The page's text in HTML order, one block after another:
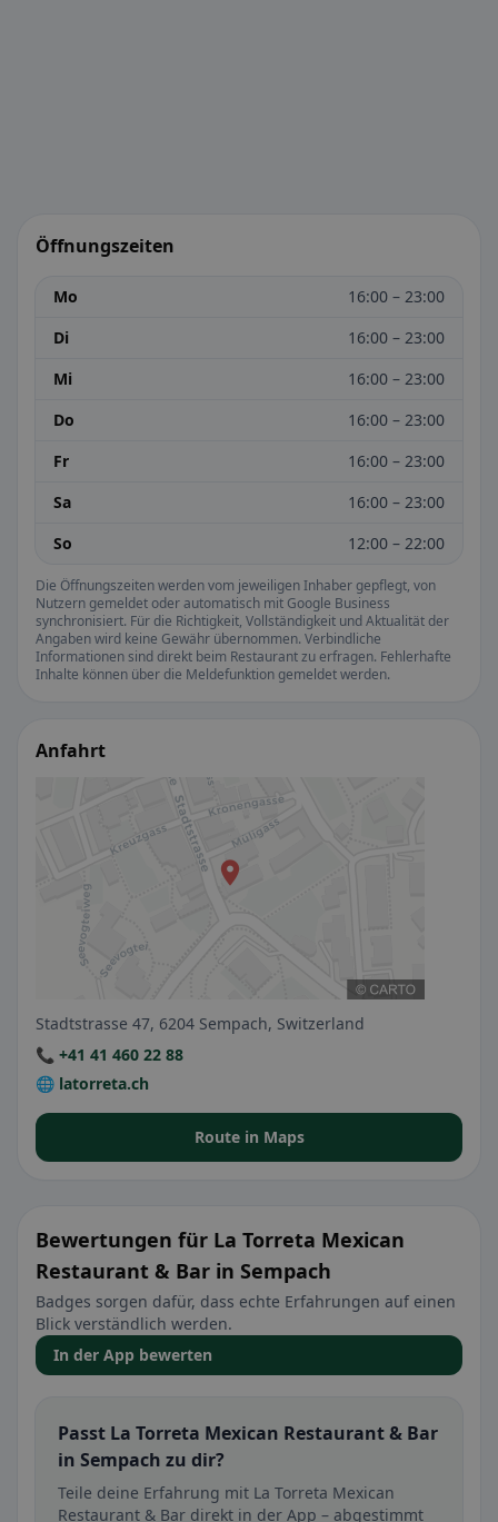
Öffnungszeiten
Mo
16:00 – 23:00
Di
16:00 – 23:00
Mi
16:00 – 23:00
Do
16:00 – 23:00
Fr
16:00 – 23:00
Sa
16:00 – 23:00
So
12:00 – 22:00
Die Öffnungszeiten werden vom jeweiligen Inhaber gepflegt, von
Nutzern gemeldet oder automatisch mit Google Business
synchronisiert. Für die Richtigkeit, Vollständigkeit und Aktualität der
Angaben wird keine Gewähr übernommen. Verbindliche
Informationen sind direkt beim Restaurant zu erfragen. Fehlerhafte
Inhalte können über die Meldefunktion gemeldet werden.
Anfahrt
Stadtstrasse 47, 6204 Sempach, Switzerland
📞 +41 41 460 22 88
🌐 latorreta.ch
Route in Maps
Bewertungen für La Torreta Mexican
Restaurant & Bar in Sempach
Badges sorgen dafür, dass echte Erfahrungen auf einen
Blick verständlich werden.
In der App bewerten
Passt La Torreta Mexican Restaurant & Bar
in Sempach zu dir?
Teile deine Erfahrung mit La Torreta Mexican
Restaurant & Bar direkt in der App – abgestimmt